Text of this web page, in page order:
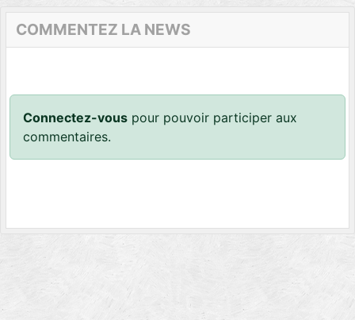
COMMENTEZ LA NEWS
Connectez-vous pour pouvoir participer aux
commentaires.